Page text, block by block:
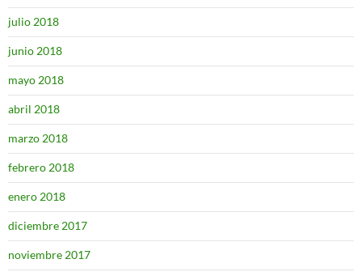
julio 2018
junio 2018
mayo 2018
abril 2018
marzo 2018
febrero 2018
enero 2018
diciembre 2017
noviembre 2017